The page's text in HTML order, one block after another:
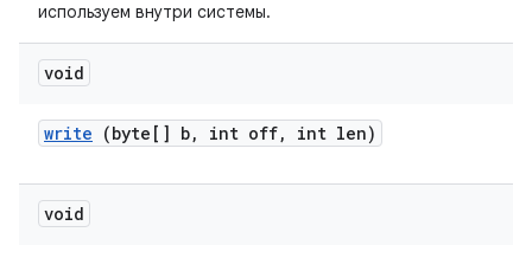
используем внутри системы.
void
write (byte[] b, int off, int len)
void